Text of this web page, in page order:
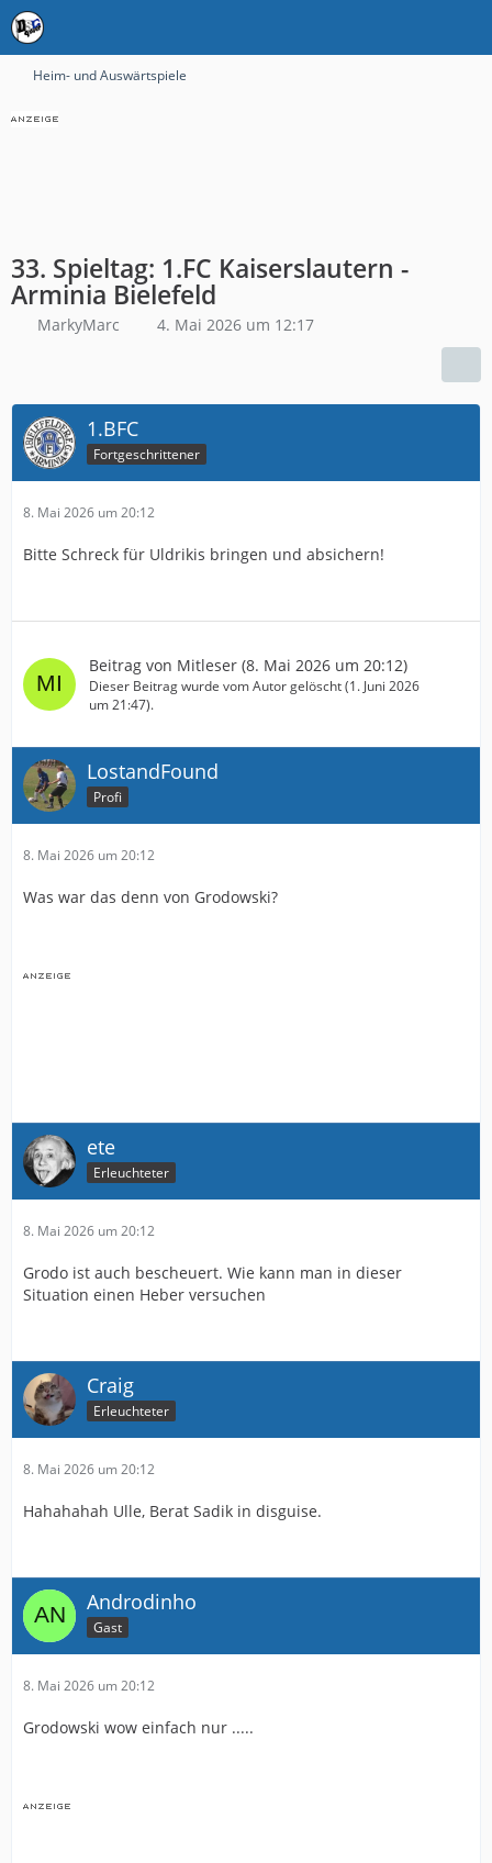
Heim- und Auswärtspiele
33. Spieltag: 1.FC Kaiserslautern -
Arminia Bielefeld
MarkyMarc 4. Mai 2026 um 12:17
1.BFC
Fortgeschrittener
8. Mai 2026 um 20:12
Bitte Schreck für Uldrikis bringen und absichern!
Beitrag von Mitleser (8. Mai 2026 um 20:12)
Dieser Beitrag wurde vom Autor gelöscht (1. Juni 2026
um 21:47).
LostandFound
Profi
8. Mai 2026 um 20:12
Was war das denn von Grodowski?
ete
Erleuchteter
8. Mai 2026 um 20:12
Grodo ist auch bescheuert. Wie kann man in dieser
Situation einen Heber versuchen
Craig
Erleuchteter
8. Mai 2026 um 20:12
Hahahahah Ulle, Berat Sadik in disguise.
Androdinho
Gast
8. Mai 2026 um 20:12
Grodowski wow einfach nur .....